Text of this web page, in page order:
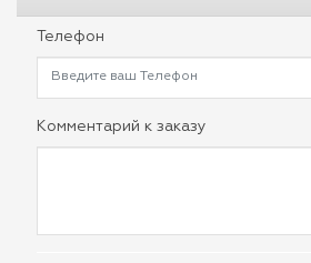
Телефон
Комментарий к заказу